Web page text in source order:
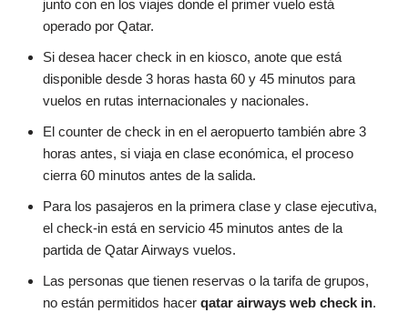
junto con en los viajes donde el primer vuelo está
operado por Qatar.
Si desea hacer check in en kiosco, anote que está
disponible desde 3 horas hasta 60 y 45 minutos para
vuelos en rutas internacionales y nacionales.
El counter de check in en el aeropuerto también abre 3
horas antes, si viaja en clase económica, el proceso
cierra 60 minutos antes de la salida.
Para los pasajeros en la primera clase y clase ejecutiva,
el check-in está en servicio 45 minutos antes de la
partida de Qatar Airways vuelos.
Las personas que tienen reservas o la tarifa de grupos,
no están permitidos hacer qatar airways web check in.